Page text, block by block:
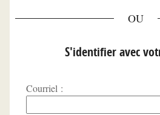
S'identifier avec
Courriel :